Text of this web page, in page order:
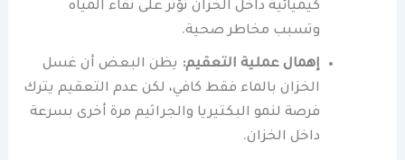
كيميائية داخل الخزان تؤثر على نقاء المياه
وتسبب مخاطر صحية.
إهمال عملية التعقيم: يظن البعض أن غسل
الخزان بالماء فقط كافي، لكن عدم التعقيم يترك
فرصة لنمو البكتيريا والجراثيم مرة أخرى بسرعة
داخل الخزان.